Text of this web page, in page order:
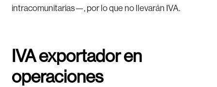
intracomunitarias—, por lo que no llevarán IVA.
IVA exportador en
operaciones